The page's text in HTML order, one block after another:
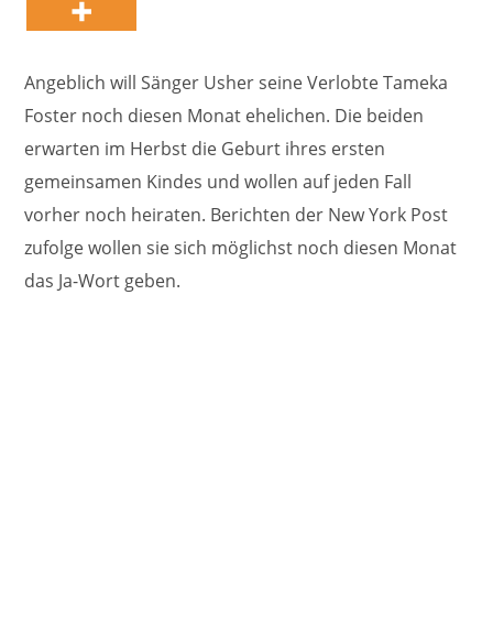
Angeblich will Sänger Usher seine Verlobte Tameka
Foster noch diesen Monat ehelichen. Die beiden
erwarten im Herbst die Geburt ihres ersten
gemeinsamen Kindes und wollen auf jeden Fall
vorher noch heiraten. Berichten der New York Post
zufolge wollen sie sich möglichst noch diesen Monat
das Ja-Wort geben.